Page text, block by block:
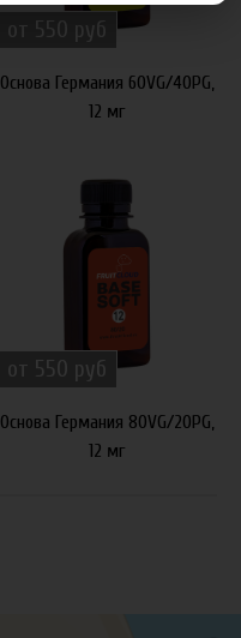
от 550 руб
Основа Германия 60VG/40PG,
12 мг
от 550 руб
Основа Германия 80VG/20PG,
12 мг